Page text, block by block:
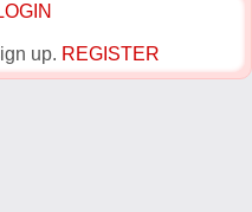
up. REGISTER